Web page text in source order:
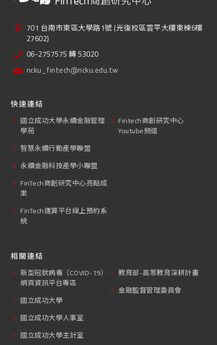
701 台南市東區大學路1號 (光復校區雲平大樓東棟6樓
27602)
06-2757575 轉 53020
ncku_fintech@ncku.edu.tw
快速連結
國立成功大學永續金融管理
學苑
智慧永續行動產學聯盟
永續金融科技產學小聯盟
FinTech商創研究中心亮點成
果
FinTech運算平台線上預約系
統
Fintech商創研究中心
Youtube頻道
相關連結
新型冠狀病毒（COVID-19）
網頁資訊平台專區
國立成功大學
國立成功大學人事室
國立成功大學主計室
教育部-高等教育深耕計畫
金融監督管理委員會